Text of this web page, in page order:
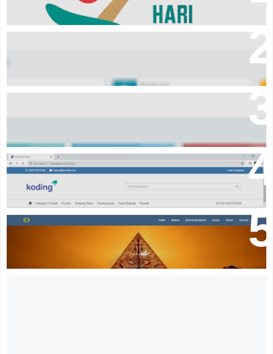
Source code online shop dengan codeigniter
Download Source Code Portal Berita PHP